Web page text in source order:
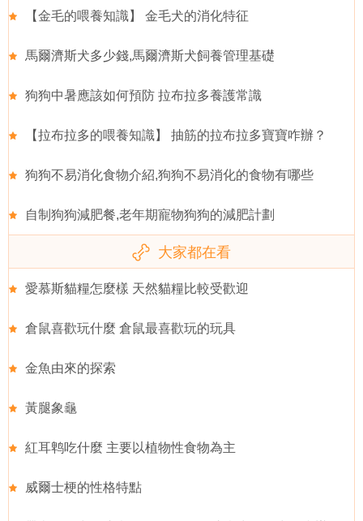
【金毛的喂養知識】 金毛犬的消化特征
馬爾濟斯犬多少錢,馬爾濟斯犬飼養管理基礎
狗狗中暑應該如何預防 拉布拉多養護常識
【拉布拉多的喂養知識】 抽筋的拉布拉多寶寶咋辦？
狗狗不易消化食物介紹,狗狗不易消化的食物有哪些
自制狗狗減肥餐,老年期寵物狗狗的減肥計劃
大家都在看
愛慕斯貓糧怎麼樣 天然貓糧比較受歡迎
倉鼠喜歡玩什麼 倉鼠最喜歡玩的玩具
金魚由來的探索
黃腿象龜
紅耳鹎吃什麼 主要以植物性食物為主
威爾士梗的性格特點